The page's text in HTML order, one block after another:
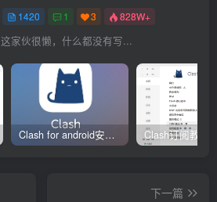
1420 1 3 828W+
这家伙很懒，什么都没有写...
Clash for android安卓客户端保姆级新手使用教程
下一篇